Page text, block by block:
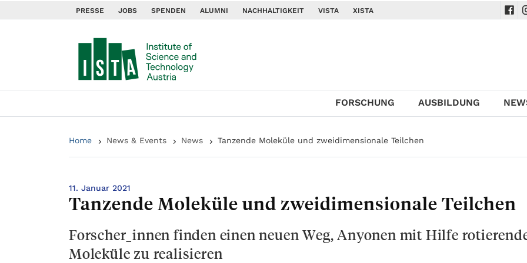
PRESSE JOBS SPENDEN ALUMNI NACHHALTIGKEIT VISTA XISTA
FORSCHUNG AUSBILDUNG
Home News & Events News Tanzende Moleküle und zweidimensionale Teilchen
11. Januar 2021
Tanzende Moleküle und zweidimensionale Teilchen
Forscher_innen finden einen neuen Weg, Anyonen mit Hilfe
Moleküle zu realisieren